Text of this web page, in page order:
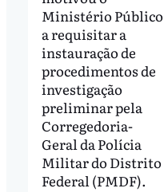
Ministério Público
a requisitar a
instauração de
procedimentos de
investigação
preliminar pela
Corregedoria-
Geral da Polícia
Militar do Distrito
Federal (PMDF).